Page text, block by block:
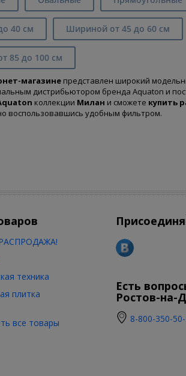
40 см Шириной от 45 до 60 см
85 до 100 см
магазинепредставлен широкий
дистрибьютором бренда Aquaton и
коллекции Милан и сможете купить
воспользовавшись удобным фильтром.
техника
плитка
все товары
Есть
Ростов-на-
8-800-350-